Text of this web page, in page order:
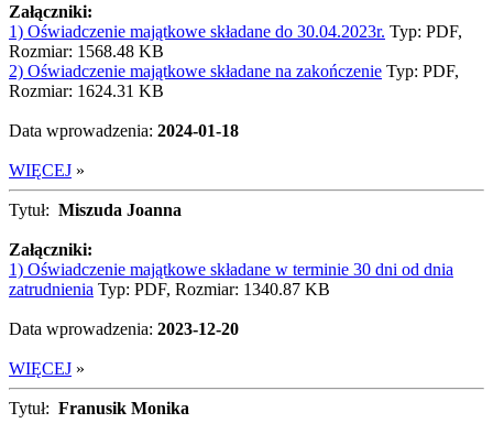
Załączniki:
1) Oświadczenie majątkowe składane do 30.04.2023r. Typ: PDF,
Rozmiar: 1568.48 KB
2) Oświadczenie majątkowe składane na zakończenie Typ: PDF,
Rozmiar: 1624.31 KB
Data wprowadzenia: 2024-01-18
WIĘCEJ »
Tytuł: Miszuda Joanna
Załączniki:
1) Oświadczenie majątkowe składane w terminie 30 dni od dnia
zatrudnienia Typ: PDF, Rozmiar: 1340.87 KB
Data wprowadzenia: 2023-12-20
WIĘCEJ »
Tytuł: Franusik Monika